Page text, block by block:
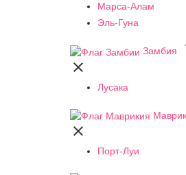
Марса-Алам
Эль-Гуна
Замбия

Лусака

Порт-Луи